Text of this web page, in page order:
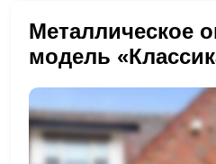
Металлическое
модель